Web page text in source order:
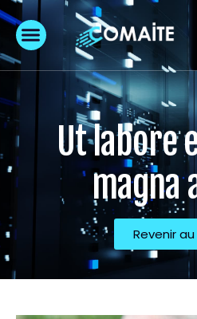
Ut labore
magna
Revenir